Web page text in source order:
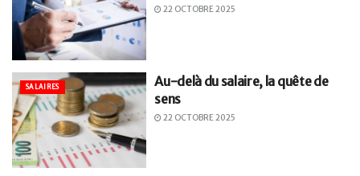
22 OCTOBRE 2025
SALAIRES
Au-delà du salaire, la quête de
sens
22 OCTOBRE 2025